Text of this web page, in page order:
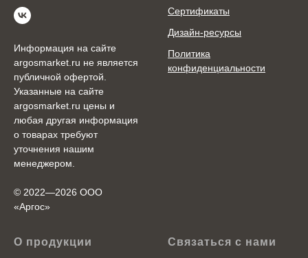
Информация на сайте
argosmarket.ru не является
публичной офертой.
Указанные на сайте
argosmarket.ru цены и
любая другая информация
о товарах требуют
уточнения нашим
менеджером.
© 2022—2026 ООО
«Аргоc»
Сертификаты
Дизайн-ресурсы
Политика
конфиденциальности
О продукции Связаться с нами